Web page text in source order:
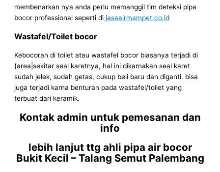
membenarkan nya anda perlu memanggil tim deteksi pipa
bocor professional seperti di jasaairmampet.co.id
Wastafel/Toilet bocor
Kebocoran di toilet atau wastafel bocor biasanya terjadi di
{area|sekitar seal karetnya, hal ini dikarnakan seal karet
sudah jelek, sudah getas, cukup beli baru dan diganti. bisa
juga terjadi karna benturan pada wastafel/toilet yang
terbuat dari keramik.
Kontak admin untuk pemesanan dan
info
lebih lanjut ttg ahli pipa air bocor
Bukit Kecil – Talang Semut Palembang